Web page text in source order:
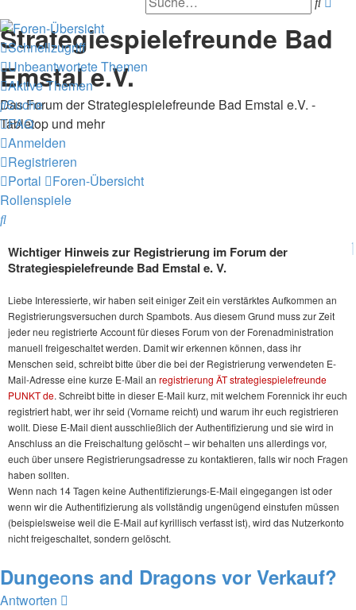
Strategiespielefreunde Bad
Emstal e.V.
Das Forum der Strategiespielefreunde Bad Emstal e.V. -
Tabletop und mehr
Schnellzugriff
Unbeantwortete Themen
Aktive Themen
Suche
FAQ
Anmelden
Registrieren
Portal
Foren-Übersicht
Rollenspiele
Suche
Wichtiger Hinweis zur Registrierung im Forum der
Strategiespielefreunde Bad Emstal e. V.
Liebe Interessierte, wir haben seit einiger Zeit ein verstärktes Aufkommen an
Registrierungsversuchen durch Spambots. Aus diesem Grund muss zur Zeit
jeder neu registrierte Account für dieses Forum von der Forenadministration
manuell freigeschaltet werden. Damit wir erkennen können, dass ihr
Menschen seid, schreibt bitte über die bei der Registrierung verwendeten E-
Mail-Adresse eine kurze E-Mail an registrierung ÄT strategiespielefreunde
PUNKT de. Schreibt bitte in dieser E-Mail kurz, mit welchem Forennick ihr euch
registriert habt, wer ihr seid (Vorname reicht) und warum ihr euch registrieren
wollt. Diese E-Mail dient ausschließlich der Authentifizierung und sie wird in
Anschluss an die Freischaltung gelöscht – wir behalten uns allerdings vor,
euch über unsere Registrierungsadresse zu kontaktieren, falls wir noch Fragen
haben sollten.
Wenn nach 14 Tagen keine Authentifizierungs-E-Mail eingegangen ist oder
wenn wir die Authentifizierung als vollständig ungenügend einstufen müssen
(beispielsweise weil die E-Mail auf kyrillisch verfasst ist), wird das Nutzerkonto
nicht freigeschaltet, sondern gelöscht.
Dungeons and Dragons vor Verkauf?
Antworten